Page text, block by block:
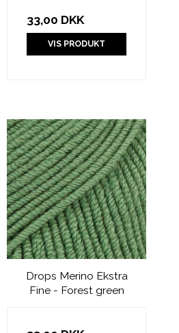
33,00 DKK
VIS PRODUKT
Drops Merino Ekstra
Fine - Forest green